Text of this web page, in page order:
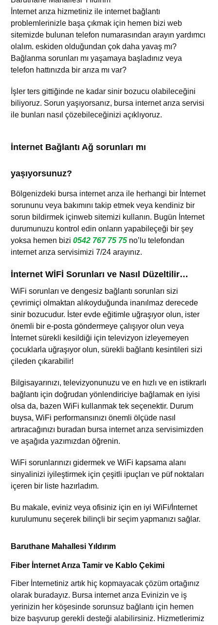
İnternet arıza hizmetiniz ile internet bağlantı
problemlerinizle başa çıkmak için hemen bizi web
sitemizde bulunan telefon numarasından arayın yardımcı
olalım.eskiden olduğundan çok daha yavaş mı?
Bağlanma sorunları mı yaşamaya başladınız veya
telefon hattınızda bir arıza mı var?
İşler ters gittiğinde ne kadar sinir bozucu olabileceğini
biliyoruz. Sorun yaşıyorsanız, bursa internet arıza servisi
ile bunları nasıl çözebileceğinizi açıklıyoruz.
İnternet Bağlantı Ağ sorunları mı
yaşıyorsunuz?
Bölgenizdeki bursa internet arıza ile herhangi bir İnternet
sorununu veya bakımını takip etmek veya kendiniz bir
sorun bildirmek içinweb sitemizi kullanın. Bugün İnternet
durumunuzu kontrol edin onların yapabileçeği bir şey
yoksa hemen bizi0542 767 75 75 no’lu telefondan
internet arıza servisimizi 7/24 arayınız.
İnternet WİFİ Sorunları ve Nasıl Düzeltilir…
WiFi sorunları ve dengesiz bağlantı sorunları sizi
çevrimiçi olmaktan alıkoyduğunda inanılmaz derecede
sinir bozucudur. İster evde eğitimle uğraşıyor olun, ister
önemli bir e-posta göndermeye çalışıyor olun veya
İnternet sürekli kesildiği için televizyon izleyemeyen
çocuklarla uğraşıyor olun, sürekli bağlantı kesintileri sizi
çileden çıkarabilir!
Bilgisayarınızı, televizyonunuzu ve en hızlı ve en istikrarlı
bağlantı için doğrudan yönlendiriciye bağlamak en iyisi
olsa da, bazen WiFi kullanmak tek seçenektir. Durum
buysa, WiFi performansınızı önemli ölçüde nasıl
artıracağınızı buradan bursa internet arıza servisimizden
ve aşağıda yazımızdan öğrenin.
WiFi sorunlarınızı gidermek ve WiFi kapsama alanı
sinyalinizi iyileştirmek için çeşitli ipuçları ve püf noktaları
içeren bir liste hazırladım.
Bu makale, eviniz veya ofisiniz için en iyi WiFi/İnternet
kurulumunu seçerek bilinçli bir seçim yapmanızı sağlar.
Baruthane Mahallesi Yıldırım
Fiber İnternet Arıza Tamir ve Kablo Çekimi
Fiber İnternetiniz artık hiç kopmayacak çözüm ortağınız
olarak buradayız. Bursa internet arıza Evinizinve iş
yerinizin her köşesinde sorunsuz bağlantı için hemen
bize başvurup gerekli desteği alabilirsiniz. Hizmetlerimiz